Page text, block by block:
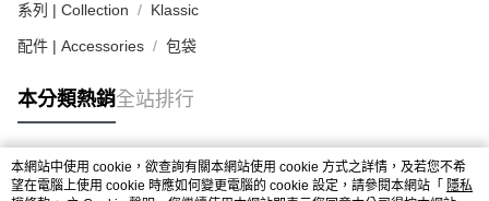
【注意事項】
易，需依本服務之必要範圍內提供個人資料，並將交易相關給付款項請求債
２．關於個人資料處理事宜，請瀏覽以下網址：
https://aftee.tw/terms/#terms3
「AFTEE先享後付」，若未經同意申辦者引起之損失，本公司不負相關責
任。
４．使用「AFTEE先享後付」時，將依據個別帳號之用戶狀況，依本公司即
系列 | Collection Klassic
配件 | Accessories 包袋
本分類熱銷全站排行
熱門標籤
本網站中使用 cookie，欲查詢有關本網站使用 cookie 方式之詳情，及若您不希
望在電腦上使用 cookie 時應如何變更電腦的 cookie 設定，請參閱本網站「 隱私